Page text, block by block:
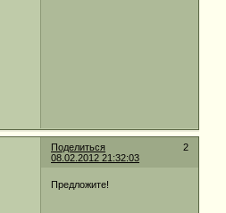
Поделиться
2
08.02.2012 21:32:03
Предложите!